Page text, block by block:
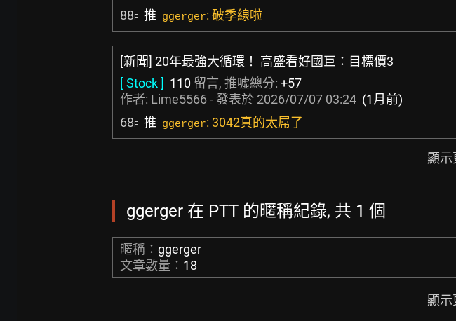
88F 推 ggerger: 破季線啦
[新聞] 20年最強大循環！ 高盛看好國巨：目標價3
[ Stock ] 110 留言, 推噓總分: +57
作者: Lime5566- 發表於 2026/07/07 03:24 (1月前)
68F 推 ggerger: 3042真的太屌了
顯示
ggerger 在 PTT 的暱稱紀錄, 共 1 個
暱稱： ggerger
文章數量： 18
顯示